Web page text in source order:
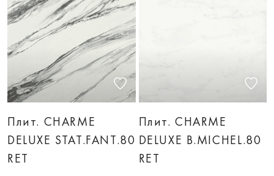
Плит. CHARME
DELUXE STAT.FANT.80
RET
Плит. CHARME
DELUXE B.MICHEL.80
RET